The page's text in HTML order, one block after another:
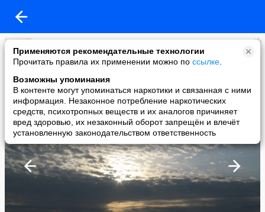
Применяются рекомендательные технологии
Прочитать правила их применении можно по ссылке
Возможны упоминания
В контенте могут упоминаться наркотики и связанная с ними
информация. Незаконное потребление наркотических
средств, психотропных веществ и их аналогов причиняет
вред здоровью, их незаконный оборот запрещён и влечёт
установленную законодательством ответственность
владимир лопушков
added a photo
05 Sep в 06:16